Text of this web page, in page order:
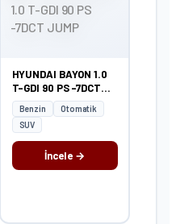
HYUNDAI BAYON 1.0
T-GDI 90 PS -7DCT
JUMP
Benzin
Otomatik
SUV
İncele →